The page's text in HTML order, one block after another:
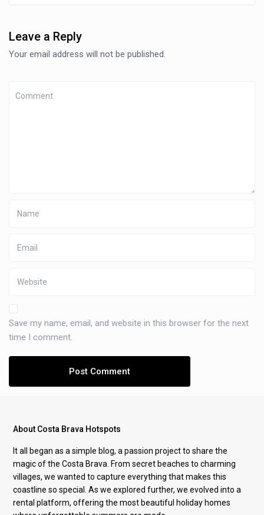
Leave a Reply
Your email address will not be published.
Save my name, email, and website in this browser for the next
time I comment.
About Costa Brava Hotspots
It all began as a simple blog, a passion project to share the
magic of the Costa Brava. From secret beaches to charming
villages, we wanted to capture everything that makes this
coastline so special. As we explored further, we evolved into a
rental platform, offering the most beautiful holiday homes